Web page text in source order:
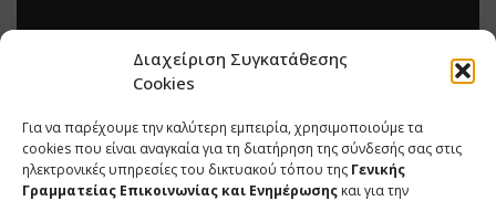
Διαχείριση Συγκατάθεσης
Cookies
Για να παρέχουμε την καλύτερη εμπειρία, χρησιμοποιούμε τα
cookies που είναι αναγκαία για τη διατήρηση της σύνδεσής σας στις
ηλεκτρονικές υπηρεσίες του δικτυακού τόπου της Γενικής
Γραμματείας Επικοινωνίας και Ενημέρωσης και για την